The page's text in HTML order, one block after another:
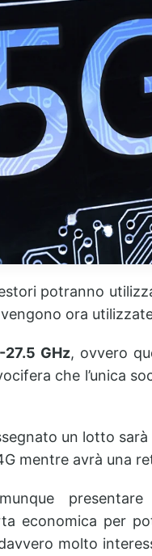
potranno
ora
27.5 GHz, ovvero
che l’unica
un lotto
mentre avrà una
economica per
molto